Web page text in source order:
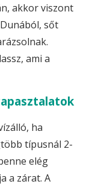
akkor viszont
sőt
ami a
ha
típusnál 2-
elég
a zárat. A